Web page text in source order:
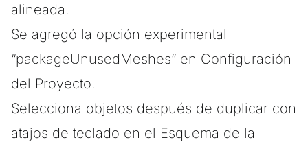
alineada.
Se agregó la opción experimental
“packageUnusedMeshes” en Configuración
del Proyecto.
Selecciona objetos después de duplicar con
atajos de teclado en el Esquema de la